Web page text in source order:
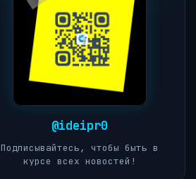
@ideipr0
Подписывайтесь, чтобы быть в
курсе всех новостей!